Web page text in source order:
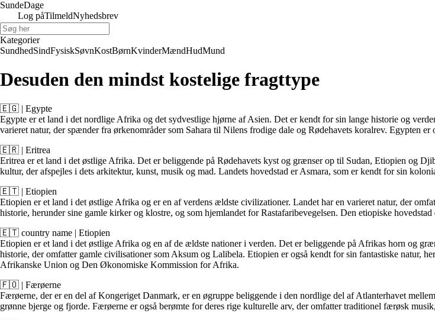
SundeDage
Log påTilmeldNyhedsbrev
Kategorier
SundhedSindFysiskSøvnKostBørnKvinderMændHudMund
Desuden den mindst kostelige fragttype
🇪🇬 | Egypte
Egypte er et land i det nordlige Afrika og det sydvestlige hjørne af Asien. Det er kendt for sin lange historie og
varieret natur, der spænder fra ørkenområder som Sahara til Nilens frodige dale og Rødehavets koralrev. Egypten
🇪🇷 | Eritrea
Eritrea er et land i det østlige Afrika. Det er beliggende på Rødehavets kyst og grænser op til Sudan, Etiopien og
kultur, der afspejles i dets arkitektur, kunst, musik og mad. Landets hovedstad er Asmara, som er kendt for sin
🇪🇹 | Etiopien
Etiopien er et land i det østlige Afrika og er en af verdens ældste civilizationer. Landet har en varieret natur, der
historie, herunder sine gamle kirker og klostre, og som hjemlandet for Rastafaribevegelsen. Den etiopiske
🇪🇹 country name | Etiopien
Etiopien er et land i det østlige Afrika og en af de ældste nationer i verden. Det er beliggende på Afrikas horn og
historie, der omfatter gamle civilisationer som Aksum og Lalibela. Etiopien er også kendt for sin fantastiske natur,
Afrikanske Union og Den Økonomiske Kommission for Afrika.
🇫🇴 | Færøerne
Færøerne, der er en del af Kongeriget Danmark, er en øgruppe beliggende i den nordlige del af Atlanterhavet
grønne bjerge og fjorde. Færøerne er også berømte for deres rige kulturelle arv, der omfatter traditionel færøsk